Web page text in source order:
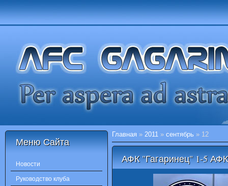
Меню Сайта
Новости
Руководство клуба
Главная » 2011 » сентябрь » 12
АФК "Гагаринец" 1-5